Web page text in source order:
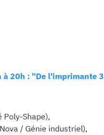
à 20h : "De l'imprimante
Poly-Shape),
/ Génie industriel),